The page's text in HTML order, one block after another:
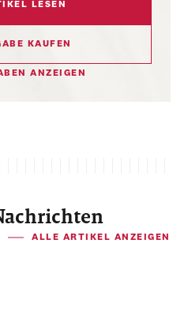
LESEN
KAUFEN
ANZEIGEN
ALLE ARTIKEL ANZEIGEN